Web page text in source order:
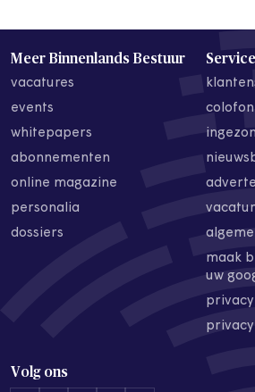
Meer Binnenlands Bestuur
vacatures
events
whitepapers
abonnementen
online magazine
personalia
dossiers
colofon
maak
uw
Volg ons